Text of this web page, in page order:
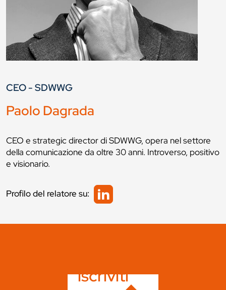
CEO - SDWWG
Paolo Dagrada
CEO e strategic director di SDWWG, opera nel settore
della comunicazione da oltre 30 anni. Introverso, positivo
e visionario.
Profilo del relatore su:
iscriviti